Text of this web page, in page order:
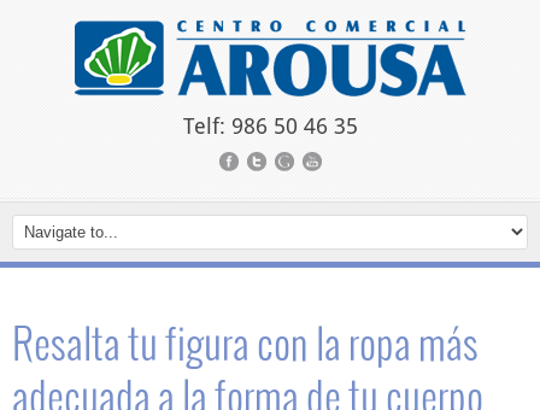
Telf: 986 50 46 35
Resalta tu figura con la ropa más
adecuada a la forma de tu cuerpo